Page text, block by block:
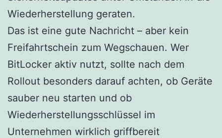
Wiederherstellung geraten.
Das ist eine gute Nachricht – aber kein
Freifahrtschein zum Wegschauen. Wer
BitLocker aktiv nutzt, sollte nach dem
Rollout besonders darauf achten, ob Geräte
sauber neu starten und ob
Wiederherstellungsschlüssel im
Unternehmen wirklich griffbereit